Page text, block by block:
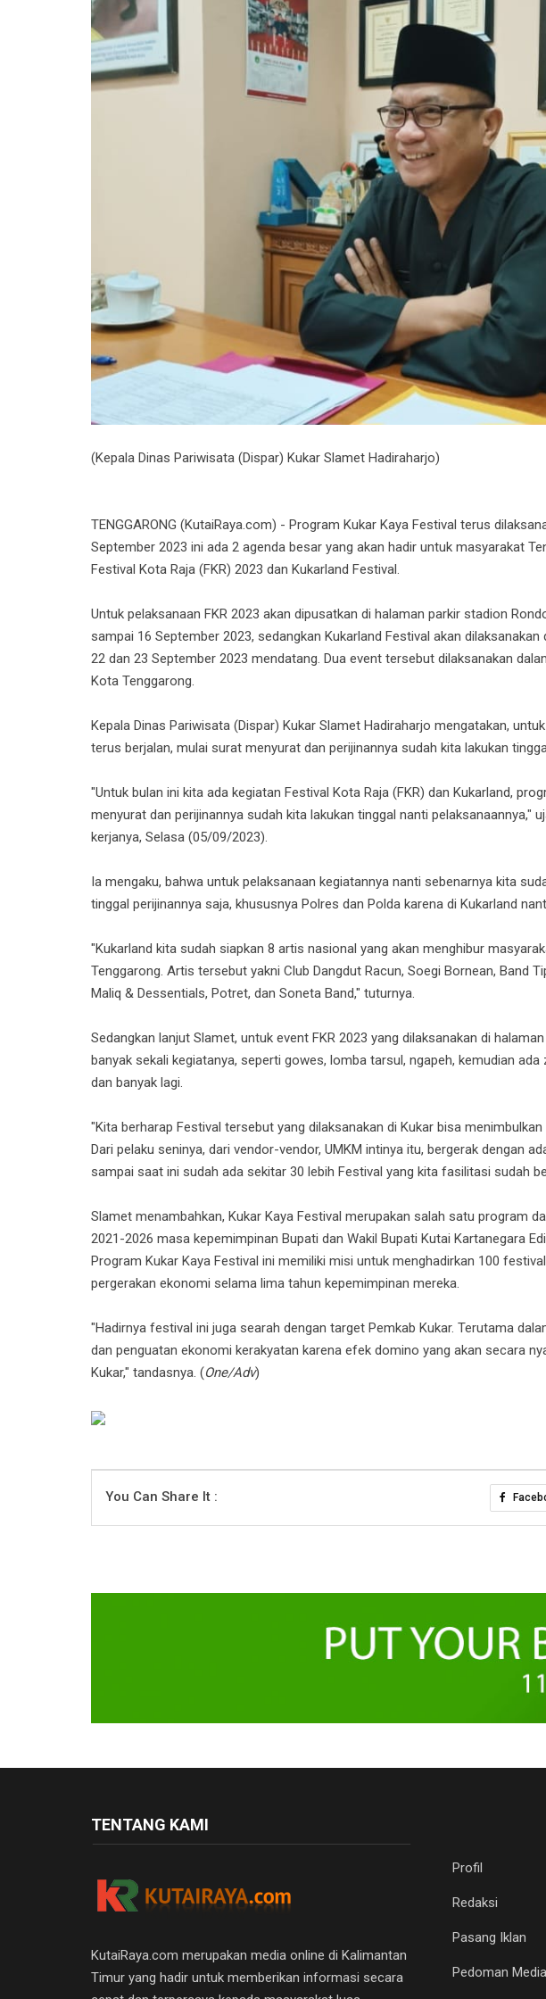
(Kepala Dinas Pariwisata (Dispar) Kukar Slamet Hadiraharjo)
TENGGARONG (KutaiRaya.com) - Program Kukar Kaya Festival terus
September 2023 ini ada 2 agenda besar yang akan hadir untuk masyarakat
Festival Kota Raja (FKR) 2023 dan Kukarland Festival.
Untuk pelaksanaan FKR 2023 akan dipusatkan di halaman parkir stadion
sampai 16 September 2023, sedangkan Kukarland Festival akan
22 dan 23 September 2023 mendatang. Dua event tersebut dilaksanakan
Kota Tenggarong.
Kepala Dinas Pariwisata (Dispar) Kukar Slamet Hadiraharjo mengatakan,
terus berjalan, mulai surat menyurat dan perijinannya sudah kita lakukan
"Untuk bulan ini kita ada kegiatan Festival Kota Raja (FKR) dan Kukarland,
menyurat dan perijinannya sudah kita lakukan tinggal nanti pelaksanaannya,"
kerjanya, Selasa (05/09/2023).
Ia mengaku, bahwa untuk pelaksanaan kegiatannya nanti sebenarnya kita
tinggal perijinannya saja, khususnya Polres dan Polda karena di Kukarland
"Kukarland kita sudah siapkan 8 artis nasional yang akan menghibur
Tenggarong. Artis tersebut yakni Club Dangdut Racun, Soegi Bornean, Band
Maliq & Dessentials, Potret, dan Soneta Band," tuturnya.
Sedangkan lanjut Slamet, untuk event FKR 2023 yang dilaksanakan di
banyak sekali kegiatanya, seperti gowes, lomba tarsul, ngapeh, kemudian
dan banyak lagi.
"Kita berharap Festival tersebut yang dilaksanakan di Kukar bisa
Dari pelaku seninya, dari vendor-vendor, UMKM intinya itu, bergerak dengan
sampai saat ini sudah ada sekitar 30 lebih Festival yang kita fasilitasi sudah
Slamet menambahkan, Kukar Kaya Festival merupakan salah satu program
2021-2026 masa kepemimpinan Bupati dan Wakil Bupati Kutai Kartanegara
Program Kukar Kaya Festival ini memiliki misi untuk menghadirkan 100
pergerakan ekonomi selama lima tahun kepemimpinan mereka.
"Hadirnya festival ini juga searah dengan target Pemkab Kukar. Terutama
dan penguatan ekonomi kerakyatan karena efek domino yang akan secara
Kukar," tandasnya. (One/Adv)
You Can Share It :
TENTANG KAMI
KutaiRaya.com merupakan media online di Kalimantan
Timur yang hadir untuk memberikan informasi secara
Profil
Redaksi
Pasang Iklan
Pedoman